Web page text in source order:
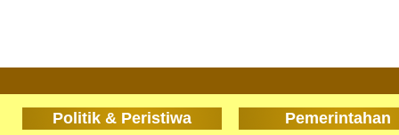
Politik & Peristiwa Pemerintahan